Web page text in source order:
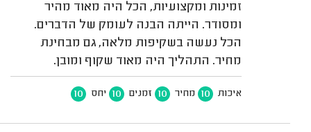
זמינות ומקצועיות, הכל היה מאוד מהיר
ומסודר. הייתה הבנה לעומק של הדברים.
הכל נעשה בשקיפות מלאה, גם מבחינת
מחיר. התהליך היה מאוד שקוף ומובן.
איכות 10 מחיר 10 זמנים 10 יחס 10